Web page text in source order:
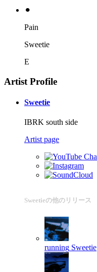
⚫︎
Pain
Sweetie
E
Artist Profile
Sweetie
IBRK south side
Artist page
Sweetieの他のリリース
running Sweetie